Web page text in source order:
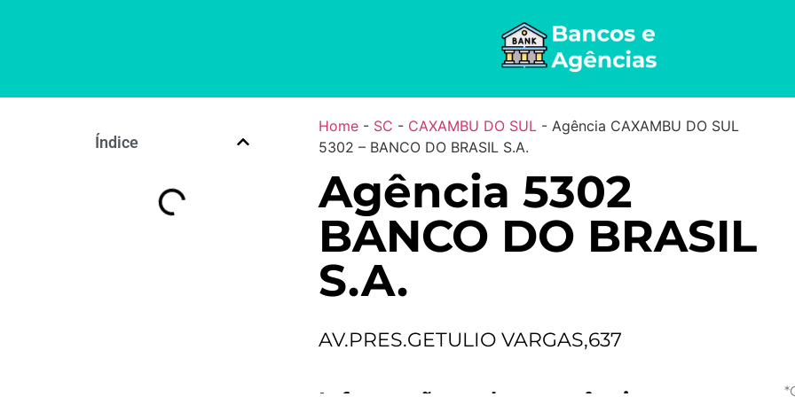
Índice
Home- SC - CAXAMBU DO SUL - Agência CAXAMBU DO SUL
5302 – BANCO DO BRASIL S.A.
Agência 5302
BANCO DO BRASIL
S.A.
AV.PRES.GETULIO VARGAS,637